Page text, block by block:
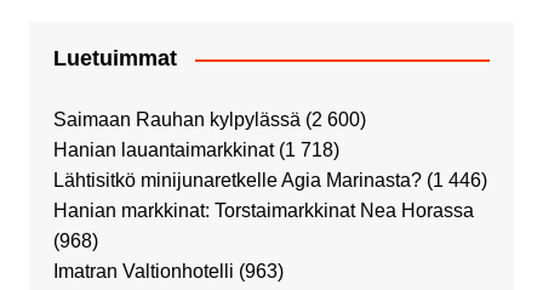
Luetuimmat
Saimaan Rauhan kylpylässä (2 600)
Hanian lauantaimarkkinat (1 718)
Lähtisitkö minijunaretkelle Agia Marinasta? (1 446)
Hanian markkinat: Torstaimarkkinat Nea Horassa
(968)
Imatran Valtionhotelli (963)